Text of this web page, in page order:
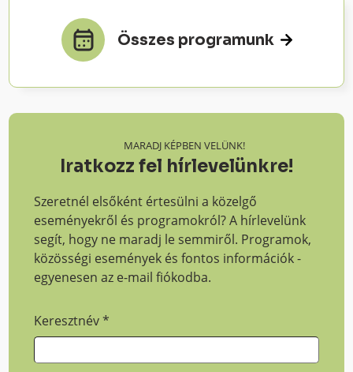
Összes programunk
MARADJ KÉPBEN VELÜNK!
Iratkozz fel hírlevelünkre!
Szeretnél elsőként értesülni a közelgő
eseményekről és programokról? A hírlevelünk
segít, hogy ne maradj le semmiről. Programok,
közösségi események és fontos információk -
egyenesen az e-mail fiókodba.
Keresztnév*